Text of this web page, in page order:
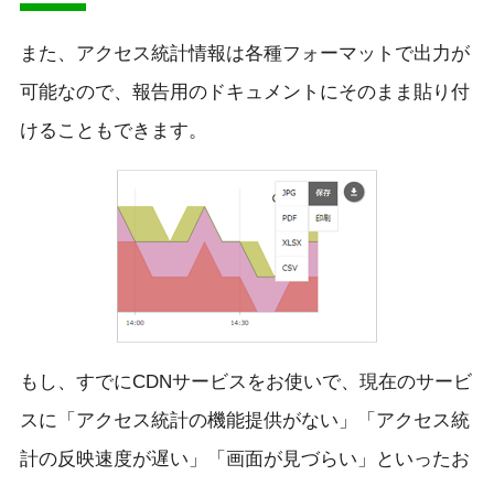
また、アクセス統計情報は各種フォーマットで出力が
可能なので、報告用のドキュメントにそのまま貼り付
けることもできます。
もし、すでにCDNサービスをお使いで、現在のサービ
スに「アクセス統計の機能提供がない」「アクセス統
計の反映速度が遅い」「画面が見づらい」といったお